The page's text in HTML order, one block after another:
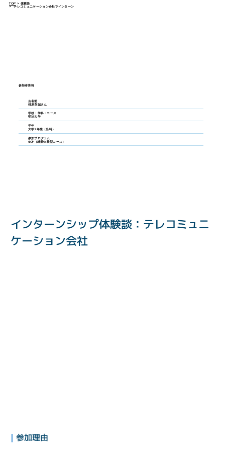
TOP > 体験談
> テレコミュニケーション会社でインターン
参加者情報
お名前
桃原良誠さん
学校・学科・コース
明治大学
学年
大学2年生（当時）
参加プログラム
GCP（就業体験型コース）
インターンシップ体験談：テレコミュニ
ケーション会社
| 参加理由